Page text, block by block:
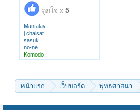
ถูกใจ x 5
Mantalay
j.chaisat
sasuk
no-ne
Komodo
หน้าแรก เว็บบอร์ด พุทธศาสนา